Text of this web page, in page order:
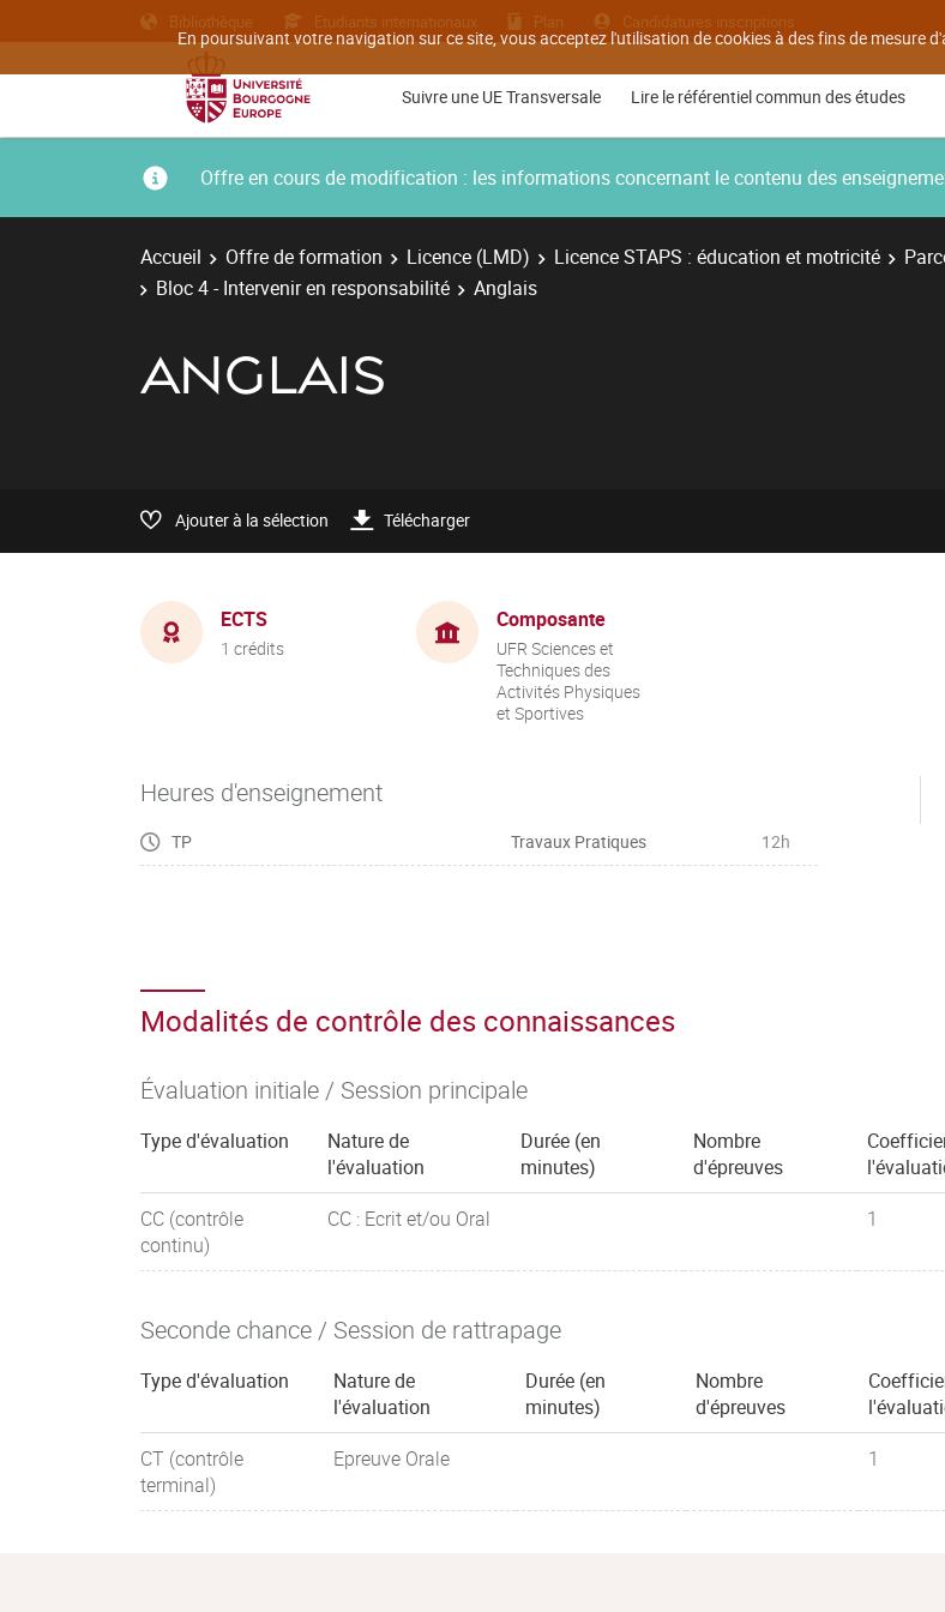
En poursuivant votre navigation sur ce site, vous acceptez l'utilisation de cookies à des fins de mesure
Bibliothèque Etudiants internationaux Plan Candidatures inscriptions
Suivre une UE Transversale Lire le référentiel commun des études
Offre en cours de modification : les informations concernant le contenu des
Accueil Offre de formation Licence (LMD) Licence STAPS : éducation et motricité
Bloc 4 - Intervenir en responsabilité
Anglais
ANGLAIS
Ajouter à la sélection Télécharger
ECTS
1 crédits
Composante
UFR Sciences et
Techniques des
Activités Physiques
et Sportives
Heures d'enseignement
TP Travaux Pratiques 12h
Modalités de contrôle des connaissances
Évaluation initiale / Session principale
Type d'évaluation
Nature de
l'évaluation
Durée (en
minutes)
Nombre
d'épreuves
CC (contrôle
continu)
CC : Ecrit et/ou Oral 1
Seconde chance / Session de rattrapage
Type d'évaluation
Nature de
l'évaluation
Durée (en
minutes)
Nombre
d'épreuves
CT (contrôle
terminal)
Epreuve Orale 1